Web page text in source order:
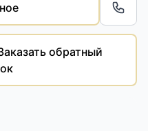
обратный